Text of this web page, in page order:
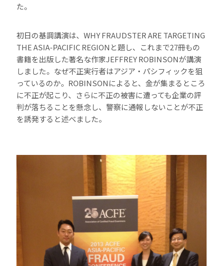
た。
初日の基調講演は、WHY FRAUDSTER ARE TARGETING
THE ASIA-PACIFIC REGIONと題し、これまで27冊もの
書籍を出版した著名な作家JEFFREY ROBINSONが講演
しました。なぜ不正実行者はアジア・パシフィックを狙
っているのか。ROBINSONによると、金が集まるところ
に不正が起こり、さらに不正の被害に遭っても企業の評
判が落ちることを懸念し、警察に通報しないことが不正
を誘発すると述べました。